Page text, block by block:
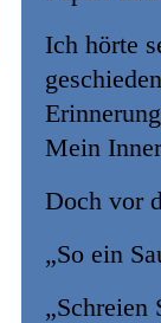
Ich hörte
Mein
Doch vor
„So ein